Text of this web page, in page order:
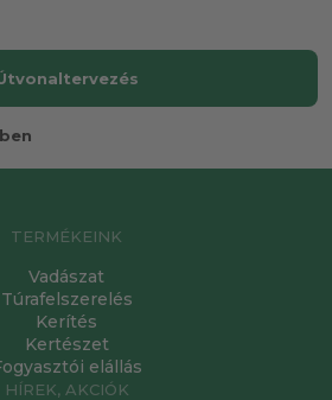
TERMÉKEINK
Vadászat
Túrafelszerelés
Kerítés
Kertészet
elállás
HÍREK, AKCIÓK